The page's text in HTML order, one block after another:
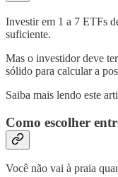
Investir em 1 a 7 ETFs
suficiente.
Mas o investidor deve
sólido para calcular a
Saiba mais lendo este
Como escolher
Você não vai à praia